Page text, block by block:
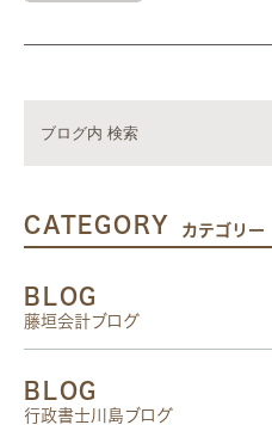
CATEGORY カテゴリー
BLOG
藤垣会計ブログ
BLOG
行政書士川島ブログ